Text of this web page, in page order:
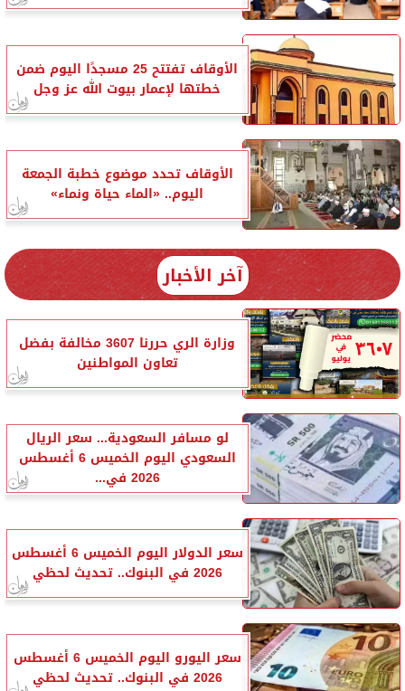
الأوقاف تفتتح 25 مسجدًا اليوم ضمن
خطتها لإعمار بيوت الله عز وجل
الأوقاف تحدد موضوع خطبة الجمعة
اليوم.. «الماء حياة ونماء»
آخر الأخبار
وزارة الري حررنا 3607 مخالفة بفضل
تعاون المواطنين
لو مسافر السعودية... سعر الريال
السعودي اليوم الخميس 6 أغسطس
2026 في...
سعر الدولار اليوم الخميس 6 أغسطس
2026 في البنوك.. تحديث لحظي
سعر اليورو اليوم الخميس 6 أغسطس
2026 في البنوك.. تحديث لحظي